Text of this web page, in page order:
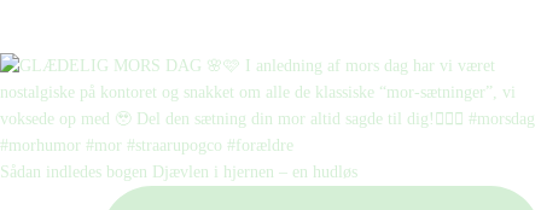
Sådan indledes bogen Djævlen i hjernen – en hudløs